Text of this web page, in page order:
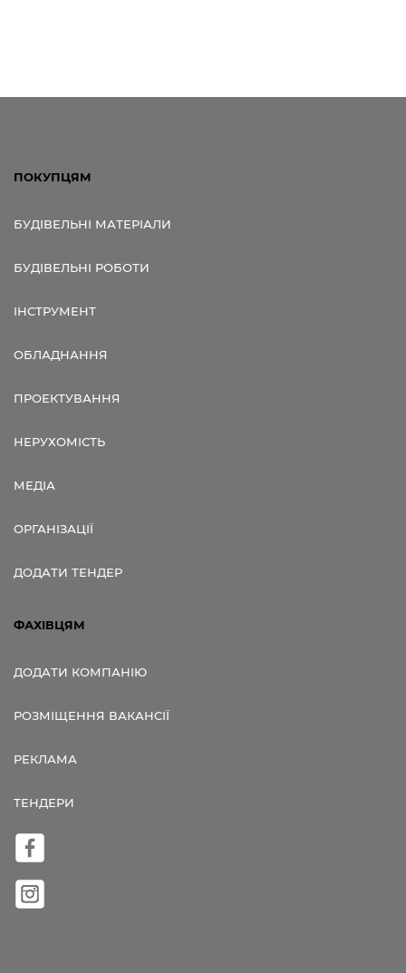
ПОКУПЦЯМ
БУДІВЕЛЬНІ МАТЕРІАЛИ
БУДІВЕЛЬНІ РОБОТИ
ІНСТРУМЕНТ
ОБЛАДНАННЯ
ПРОЕКТУВАННЯ
НЕРУХОМІСТЬ
МЕДІА
ОРГАНІЗАЦІЇ
ДОДАТИ ТЕНДЕР
ФАХІВЦЯМ
ДОДАТИ КОМПАНІЮ
РОЗМІЩЕННЯ ВАКАНСІЇ
РЕКЛАМА
ТЕНДЕРИ